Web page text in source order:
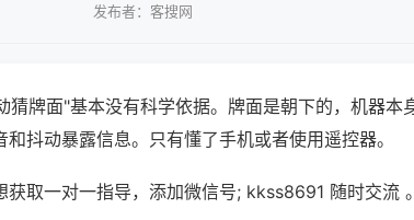
发布者：客搜网
猜牌面"基本没有科学依据。牌面是朝下的，机器本
抖动暴露信息。只有懂了手机或者使用遥控器。
取一对一指导，添加微信号; kkss8691 随时交流 。